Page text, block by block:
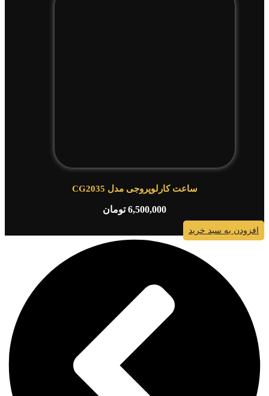
ساعت کارلوپروجی مدل CG2035
6,500,000 تومان
افزودن به سبد خرید